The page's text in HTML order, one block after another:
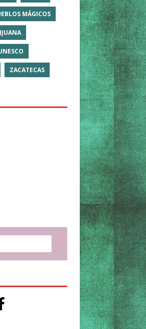
MÁGICOS
ZACATECAS